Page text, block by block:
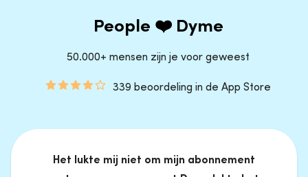
People ❤️ Dyme
50.000+ mensen zijn je voor geweest
339 beoordeling in de App Store
Het lukte mij niet om mijn abonnement